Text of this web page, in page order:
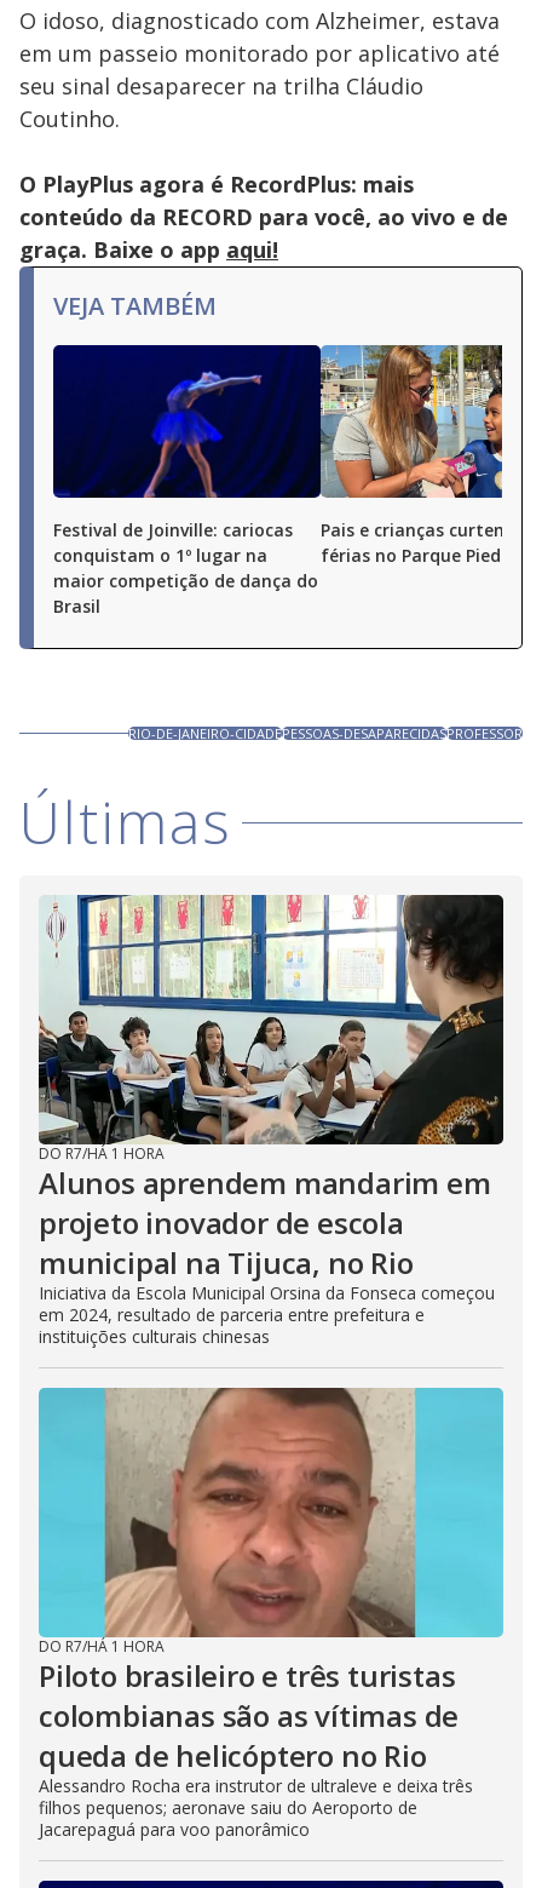
O idoso, diagnosticado com Alzheimer, estava
em um passeio monitorado por aplicativo até
seu sinal desaparecer na trilha Cláudio
Coutinho.
O PlayPlus agora é RecordPlus: mais
conteúdo da RECORD para você, ao vivo e de
graça. Baixe o app aqui!
VEJA TAMBÉM
Festival de Joinville: cariocas
conquistam o 1º lugar na
maior competição de dança do
Brasil
Pais e crianças curtem as
férias no Parque Piedade
RIO-DE-JANEIRO-CIDADEPESSOAS-DESAPARECIDASPROFESSOR
Últimas
DO R7/HÁ 1 HORA
Alunos aprendem mandarim em
projeto inovador de escola
municipal na Tijuca, no Rio
Iniciativa da Escola Municipal Orsina da Fonseca começou
em 2024, resultado de parceria entre prefeitura e
instituições culturais chinesas
DO R7/HÁ 1 HORA
Piloto brasileiro e três turistas
colombianas são as vítimas de
queda de helicóptero no Rio
Alessandro Rocha era instrutor de ultraleve e deixa três
filhos pequenos; aeronave saiu do Aeroporto de
Jacarepaguá para voo panorâmico